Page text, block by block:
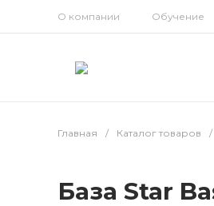
О компании Обучение
Главная / Каталог товаров /
База Star